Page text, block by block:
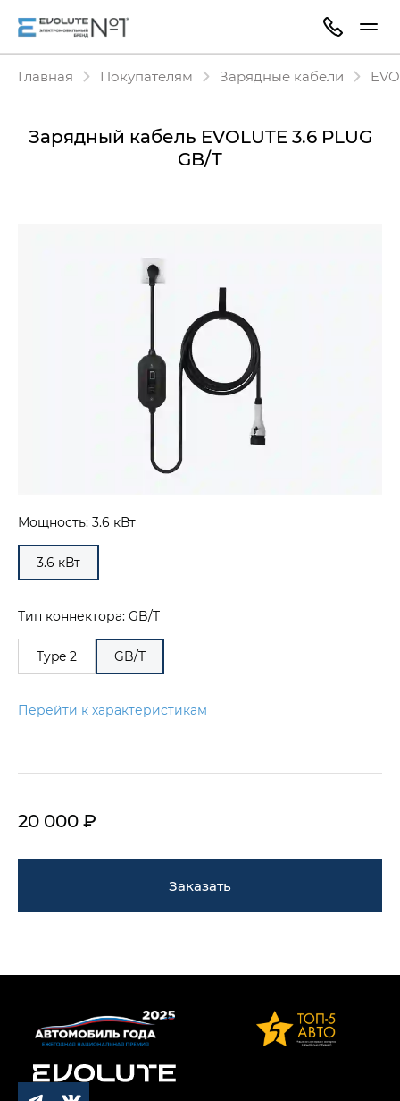
Главная Покупателям Зарядные кабели
Зарядный кабель EVOLUTE 3.6 PLUG
GB/T
Мощность: 3.6 кВт
3.6 кВт
Тип коннектора: GB/T
Type 2 GB/T
Перейти к характеристикам
20 000 ₽
Заказать